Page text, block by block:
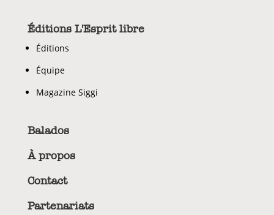
Éditions L'Esprit libre
Éditions
Équipe
Magazine Siggi
Balados
À propos
Contact
Partenariats